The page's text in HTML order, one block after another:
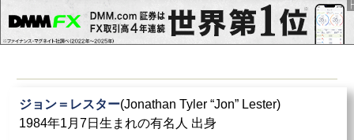
ジョン＝レスター(Jonathan Tyler “Jon” Lester)
1984年1月7日生まれの有名人 出身